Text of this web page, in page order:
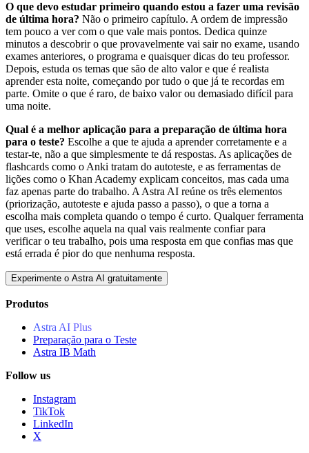
O que devo estudar primeiro quando estou a fazer uma revisão
de última hora? Não o primeiro capítulo. A ordem de impressão
tem pouco a ver com o que vale mais pontos. Dedica quinze
minutos a descobrir o que provavelmente vai sair no exame, usando
exames anteriores, o programa e quaisquer dicas do teu professor.
Depois, estuda os temas que são de alto valor e que é realista
aprender esta noite, começando por tudo o que já te recordas em
parte. Omite o que é raro, de baixo valor ou demasiado difícil para
uma noite.
Qual é a melhor aplicação para a preparação de última hora
para o teste? Escolhe a que te ajuda a aprender corretamente e a
testar-te, não a que simplesmente te dá respostas. As aplicações de
flashcards como o Anki tratam do autoteste, e as ferramentas de
lições como o Khan Academy explicam conceitos, mas cada uma
faz apenas parte do trabalho. A Astra AI reúne os três elementos
(priorização, autoteste e ajuda passo a passo), o que a torna a
escolha mais completa quando o tempo é curto. Qualquer ferramenta
que uses, escolhe aquela na qual vais realmente confiar para
verificar o teu trabalho, pois uma resposta em que confias mas que
está errada é pior do que nenhuma resposta.
Experimente o Astra AI gratuitamente
Produtos
Astra AI Plus
Preparação para o Teste
Astra IB Math
Follow us
Instagram
TikTok
LinkedIn
X